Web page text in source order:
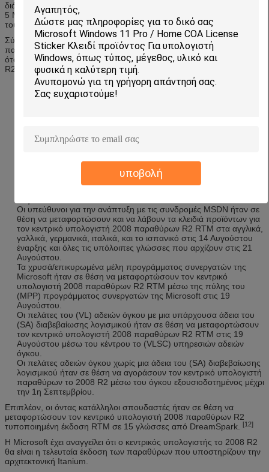
υποβολή
διάθεση των συνδρομητών TechNet και MSDN της Microsoft.
5 Μαΐου 2009, ο υποψήφιος απελευθέρωσης τέθηκε στην διάθεση
του ευρέος κοινού μέσω της Microsoft μεταφορτώνει το κέντρο.
Σύμφωνα με το τμήμα WebLog κεντρικών υπολογιστών
παραθύρων,[11] οακόλουθος είναι οι ημερομηνίες του έτους 2009
όταν τεθεί ο κεντρικός υπολογιστής του Microsoft Windows το 2008
R2 στην διάθεση των διάφορων διαύλων διανομής:
Το OEMs έλαβε τον κεντρικό υπολογιστή 2008 παραθύρων R2
RTM στα αγγλικά και όλα τα γλωσσικά πακέτα στις 29 Ιουλίου. Οι
RTM από MSDN αρχικός στις 14 Αυγούστου.
μεταφορτώσουν τον κεντρικό υπολογιστή 2008 παραθύρων R2
RTM και να λάβουν τα κλειδιά προϊόντων για στα αγγλικά,
γαλλικά, γερμανικά, ιταλικά, και το ισπανικό στις 14 Αυγούστου
Οι υπεύθυνοι για την ανάπτυξη με τις συνδρομές MSDN ήταν σε
θέση να μεταφορτώσουν και να λάβουν τα κλειδιά προϊόντων για
τον κεντρικό υπολογιστή 2008 παραθύρων R2 RTM στα αγγλικά,
γαλλικά, γερμανικά, ιταλικά, και το ισπανικό στις 14 Αυγούστου
έναρξης και όλες τις υπόλοιπες γλώσσες που αρχίζουν στις 21
Αυγούστου.
Τα χρυσά/επικυρωμένα μέλη προγράμματος συνεργατών της
Microsoft ήταν σε θέση να μεταφορτώσουν τον κεντρικό
υπολογιστή 2008 παραθύρων R2 RTM μέσω της πύλης του
(MPP) προγράμματος συνεργατών της Microsoft στις 19
Αυγούστου.
Οι πελάτες του (VL) αδειών όγκου με μια υπάρχουσα άδεια του
(SA) διαβεβαίωσης λογισμικού ήταν σε θέση να μεταφορτώσουν
τον κεντρικό υπολογιστή 2008 παραθύρων R2 RTM στις 19
Αυγούστου μέσω του κέντρου το (VLSC) υπηρεσιών αδειών
όγκου.
Οι πελάτες αδειών όγκου χωρίς μια άδεια του (SA) διαβεβαίωσης
λογισμικού ήταν σε θέση να αγοράσουν τον κεντρικό υπολογιστή
παραθύρων το 2008 R2 μέσω του όγκου εξουσιοδοτημένος μέχρι
την 1η Σεπτεμβρίου.
Επιπλέον, οι όντας κατάλληλοι σπουδαστές ήταν σε θέση να
μεταφορτώσουν τον κεντρικό υπολογιστή 2008 παραθύρων R2
τυποποιημένη έκδοση RTM σε 15 γλώσσες από DreamSpark.
[12]
Η Microsoft έχει αναγγείλει ότι ο κεντρικός υπολογιστής το 2008 R2
θα είναι η τελευταία έκδοση των παραθύρων που υποστηρίζουν την
αρχιτεκτονική Itanium.